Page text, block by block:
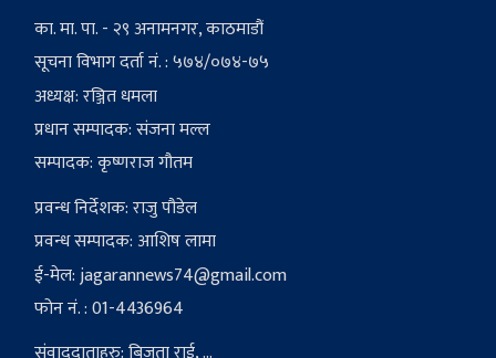
का. मा. पा. - २९ अनामनगर, काठमाडौं
सूचना विभाग दर्ता नं. : ५७४/०७४-७५
अध्यक्ष: रञ्जित धमला
प्रधान सम्पादक: संजना मल्ल
सम्पादक: कृष्णराज गौतम
प्रवन्ध निर्देशक: राजु पौडेल
प्रवन्ध सम्पादक: आशिष लामा
ई-मेल:jagarannews74@gmail.com
फोन नं. : 01-4436964